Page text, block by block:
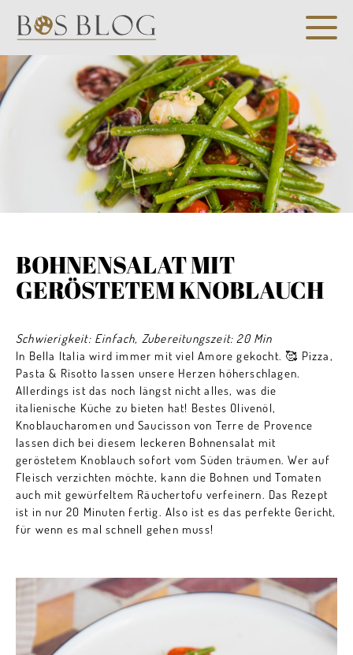
BOHNENSALAT MIT
GERÖSTETEM KNOBLAUCH
Schwierigkeit: Einfach, Zubereitungszeit: 20 Min
In Bella Italia wird immer mit viel Amore gekocht. 🥰 Pizza,
Pasta & Risotto lassen unsere Herzen höherschlagen.
Allerdings ist das noch längst nicht alles, was die
italienische Küche zu bieten hat! Bestes Olivenöl,
Knoblaucharomen und Saucisson von Terre de Provence
lassen dich bei diesem leckeren Bohnensalat mit
geröstetem Knoblauch sofort vom Süden träumen. Wer auf
Fleisch verzichten möchte, kann die Bohnen und Tomaten
auch mit gewürfeltem Räuchertofu verfeinern. Das Rezept
ist in nur 20 Minuten fertig. Also ist es das perfekte Gericht,
für wenn es mal schnell gehen muss!